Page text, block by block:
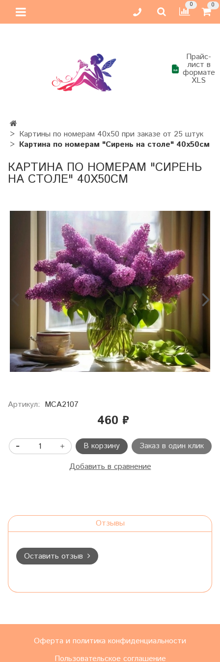
0 0
Прайс-
лист в
формате
XLS
Картины по номерам 40х50 при заказе от 25 штук
Картина по номерам "Сирень на столе" 40х50см
КАРТИНА ПО НОМЕРАМ "СИРЕНЬ
НА СТОЛЕ" 40Х50СМ
Артикул: МСА2107
460 ₽
В корзину
Заказ в один клик
Добавить в сравнение
Отзывы
Оставить отзыв
Оферта и политика конфиденциальности
Пользовательское соглашение